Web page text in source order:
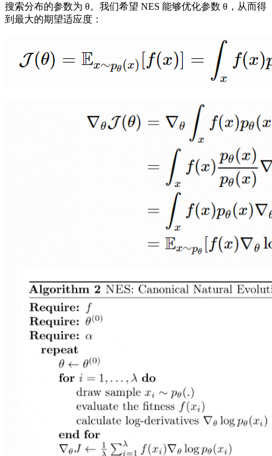
搜索分布的参数为 θ。我们希望 NES 能够优化参数 θ，从而得
到最大的期望适应度：